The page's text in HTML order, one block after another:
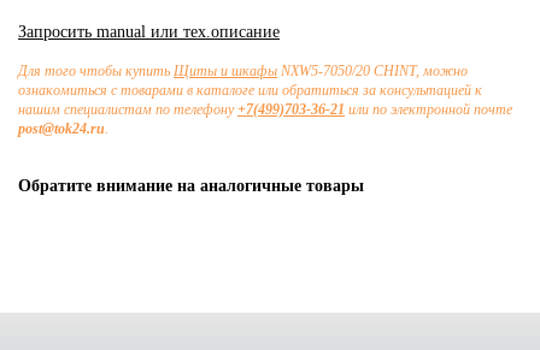
Запросить manual или тех.описание
Для того чтобы купить Щиты и шкафы NXW5-7050/20 CHINT, можно
ознакомиться с товарами в каталоге или обратиться за консультацией к
нашим специалистам по телефону+7(499)703-36-21 или по электронной почте
post@tok24.ru.
Обратите внимание на аналогичные товары